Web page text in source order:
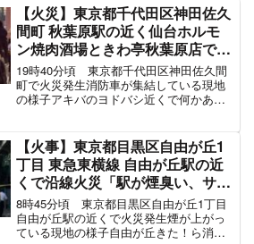
【火災】東京都千代田区神田佐久
間町 秋葉原駅の近く仙台ホルモ
ン焼肉酒場ときわ亭秋葉原店で火
事「アキバに消防車集結してる」
#akiba 12月18日
19時40分頃 東京都千代田区神田佐久間
町で火災発生消防車が集結している現地
の様子アキバのヨドバシ近くで何かあっ
系メタラー (@luminan)...
【火事】東京都目黒区自由が丘1
丁目 東急東横線 自由が丘駅の近
くで沿線火災「駅が煙臭い、サイ
レンが凄い鳴ってる」電車遅延 #
東横線 10月15日
8時45分頃 東京都目黒区自由が丘1丁目
自由が丘駅の近くで火災発生煙が上がっ
ている現地の様子自由が丘きた！ら消防